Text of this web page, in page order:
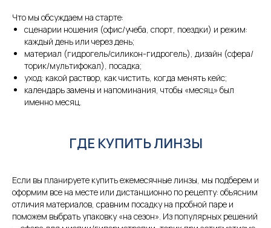
Что мы обсуждаем на старте:
сценарии ношения (офис/учеба, спорт, поездки) и режим:
каждый день или через день;
материал (гидрогель/силикон-гидрогель), дизайн (сфера/
торик/мультифокал), посадка;
уход: какой раствор, как чистить, когда менять кейс;
календарь замены и напоминания, чтобы «месяц» был
именно месяц.
ГДЕ КУПИТЬ ЛИНЗЫ
Если вы планируете купить ежемесячные линзы, мы подберем и
оформим все на месте или дистанционно по рецепту: объясним
отличия материалов, сравним посадку на пробной паре и
поможем выбрать упаковку «на сезон». Из популярных решений